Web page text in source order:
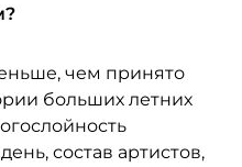
чем принято
больших летних
состав артистов,